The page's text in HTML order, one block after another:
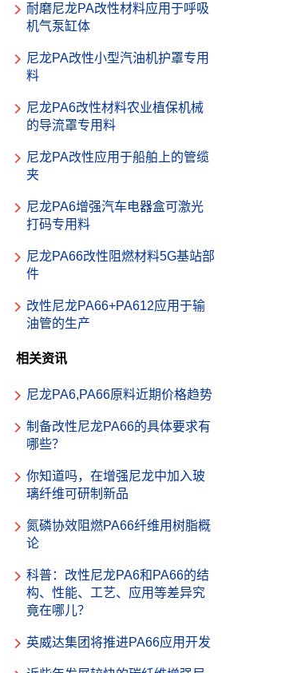
耐磨尼龙PA改性材料应用于呼吸
机气泵缸体
尼龙PA改性小型汽油机护罩专用
料
尼龙PA6改性材料农业植保机械
的导流罩专用料
尼龙PA改性应用于船舶上的管缆
夹
尼龙PA6增强汽车电器盒可激光
打码专用料
尼龙PA66改性阻燃材料5G基站部
件
改性尼龙PA66+PA612应用于输
油管的生产
相关资讯
尼龙PA6,PA66原料近期价格趋势
制备改性尼龙PA66的具体要求有
哪些？
你知道吗，在增强尼龙中加入玻
璃纤维可研制新品
氮磷协效阻燃PA66纤维用树脂概
论
科普：改性尼龙PA6和PA66的结
构、性能、工艺、应用等差异究
竟在哪儿？
英威达集团将推进PA66应用开发